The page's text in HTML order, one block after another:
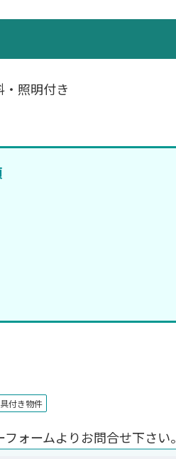
照明付き
付き物件
ォームよりお問合せ下さい。